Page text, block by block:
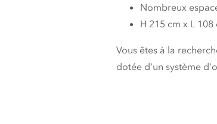
Nombreux
H 215 cm x L 108
Vous êtes à la
dotée d'un système